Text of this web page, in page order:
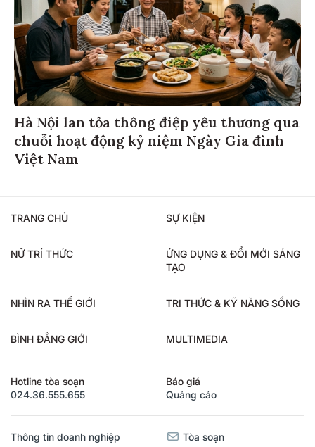
Hà Nội lan tỏa thông điệp yêu thương qua
chuỗi hoạt động kỷ niệm Ngày Gia đình
Việt Nam
TRANG CHỦ SỰ KIỆN
NỮ TRÍ THỨC
ỨNG DỤNG & ĐỔI MỚI SÁNG
TẠO
NHÌN RA THẾ GIỚI TRI THỨC & KỸ NĂNG SỐNG
BÌNH ĐẲNG GIỚI MULTIMEDIA
Hotline tòa soạn
024.36.555.655
Báo giá
Quảng cáo
Thông tin doanh nghiệp Tòa soạn